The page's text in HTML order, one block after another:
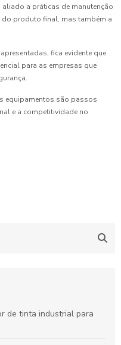
a práticas de manutenção
do produto final, mas também a
fica evidente que
para as empresas que
equipamentos são passos
e a competitividade no
de tinta industrial para